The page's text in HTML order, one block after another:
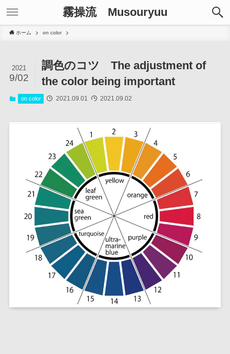
霧操流 Musouryuu
ホーム on color
調色のコツ The adjustment of
the color being important
2021
9/02
on color 2021.09.01 2021.09.02